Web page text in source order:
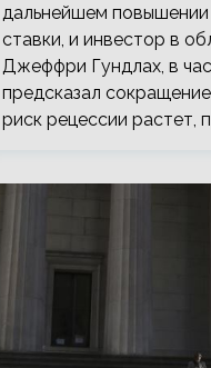
дальнейшем
ставки, и инвестор в
Джеффри Гундлах, в
предсказал
риск рецессии растет,